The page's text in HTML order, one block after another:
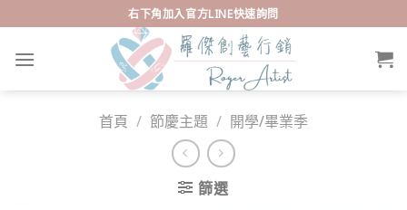
to
content
右下角加入官方LINE快速詢問
首頁 / 節慶主題 / 開學/畢業季
篩選